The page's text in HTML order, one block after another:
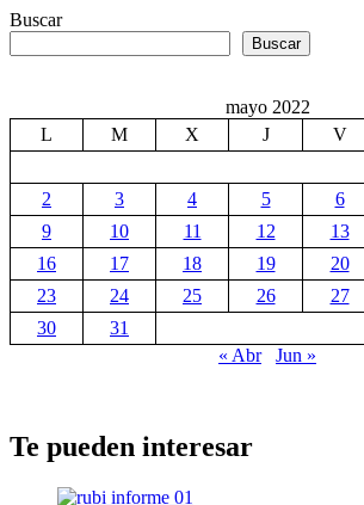
Buscar
Buscar
mayo 2022
L
M X J V
2
3 4 5 6
9
10 11 12 13
16
17 18 19 20
23
24 25 26 27
30
31
« Abr
Jun »
Te pueden interesar